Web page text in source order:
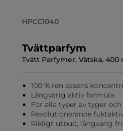
HPCC1040
Tvättparfym
Tvätt Parfymer, Vätska, 400
100 % ren essens
Långvarig aktiv formula
För alla typer av tyger
Revolutionerande
Rikligt utbud, långvarig